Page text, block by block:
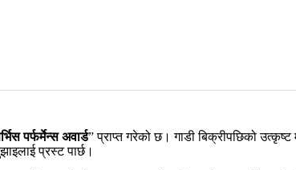
पर्फर्मेन्स अवार्ड” प्राप्त गरेको छ। गाडी बिक्रीपछिको
प्रस्ट पार्छ।